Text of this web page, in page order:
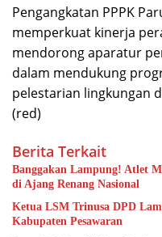
Pengangkatan PPPK
memperkuat kinerja
mendorong aparatur
dalam mendukung
pelestarian lingkungan
(red)
Berita Terkait
Banggakan Lampung! Atlet
di Ajang Renang Nasional
Ketua LSM Trinusa DPD
Kabupaten Pesawaran